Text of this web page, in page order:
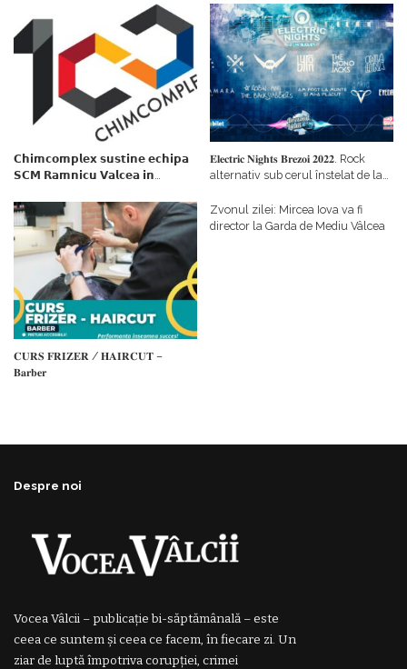
𝗖𝗵𝗶𝗺𝗰𝗼𝗺𝗽𝗹𝗲𝘅 𝘀𝘂𝘀𝘁𝗶𝗻𝗲 𝗲𝗰𝗵𝗶𝗽𝗮
𝗦𝗖𝗠 𝗥𝗮𝗺𝗻𝗶𝗰𝘂 𝗩𝗮𝗹𝗰𝗲𝗮 𝗶𝗻
𝗳𝗶𝗻𝗮𝗻𝘁𝗮𝘁𝗼𝗿
𝐄𝐥𝐞𝐜𝐭𝐫𝐢𝐜 𝐍𝐢𝐠𝐡𝐭𝐬 𝐁𝐫𝐞𝐳𝐨𝐢 𝟐𝟎𝟐𝟐. Rock
alternativ sub cerul înstelat de la
𝐂𝐔𝐑𝐒 𝐅𝐑𝐈𝐙𝐄𝐑 / 𝐇𝐀𝐈𝐑𝐂𝐔𝐓 –
𝐁𝐚𝐫𝐛𝐞𝐫
Zvonul zilei: Mircea Iova va fi
director la Garda de Mediu Vâlcea
Despre noi
Vocea Vâlcii – publicație bi-săptămânală – este
ceea ce suntem și ceea ce facem, în fiecare zi. Un
ziar de luptă împotriva corupției, crimei